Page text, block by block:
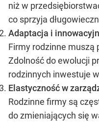
niż w
co sprzyja
Adaptacja i
Firmy rodzinne muszą
Zdolność do ewolucji
rodzinnych inwestuje
Elastyczność w
Rodzinne firmy są
do zmieniających się